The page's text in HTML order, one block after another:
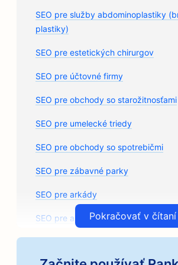
SEO pre služby abdominoplastiky
plastiky)
SEO pre estetických chirurgov
SEO pre účtovné firmy
SEO pre obchody so starožitnosťami
SEO pre umelecké triedy
SEO pre obchody so spotrebičmi
SEO pre zábavné parky
SEO pre arkády
SEO pre architektonické firmy
Pokračovať v čítaní